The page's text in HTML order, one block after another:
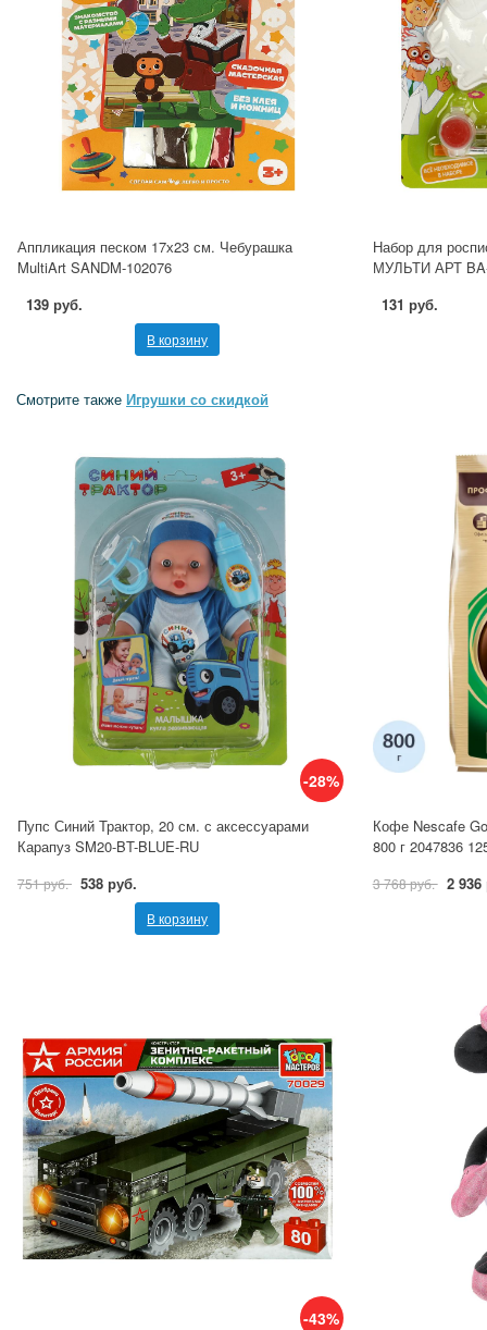
Аппликация песком 17х23 см. Чебурашка
MultiArt SANDM-102076
139 руб.
В корзину
Набор для
МУЛЬТИ АРТ
131 руб.
Смотрите также Игрушки со скидкой
-28%
Пупс Синий Трактор, 20 см. с аксессуарами
Карапуз SM20-BT-BLUE-RU
751 руб. 538 руб.
В корзину
Кофе Nescafe
800 г 2047836
3 768 руб. 2 936
-43%